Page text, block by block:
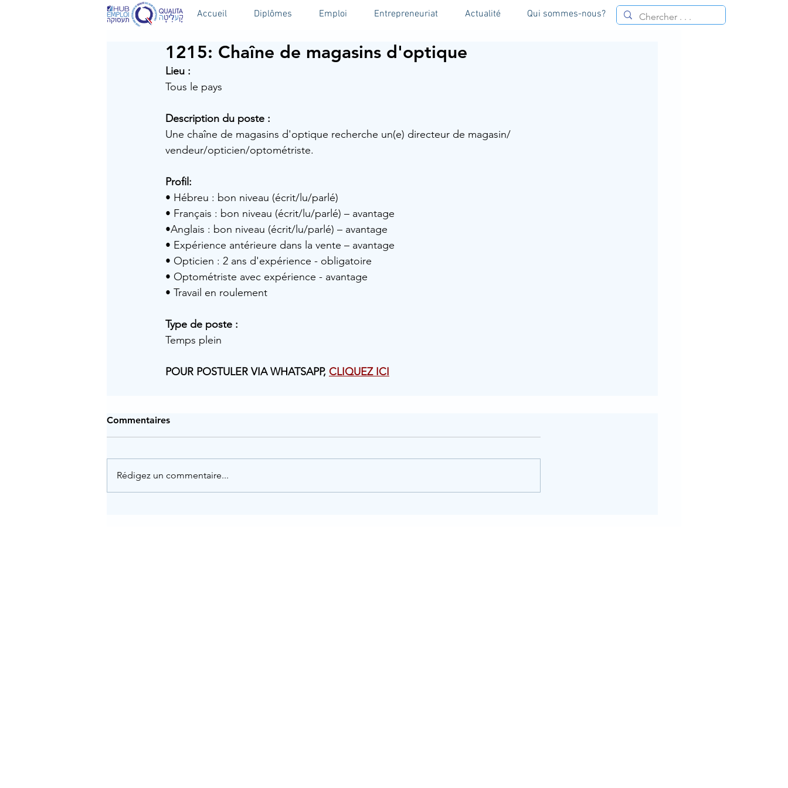
Accueil Diplômes Emploi Entrepreneuriat Actualité Qui sommes-nous?
1215: Chaîne de magasins d'optique
Lieu :
Tous le pays
Description du poste :
Une chaîne de magasins d'optique recherche un(e) directeur de magasin/
vendeur/opticien/optométriste.
Profil:
• Hébreu : bon niveau (écrit/lu/parlé)
• Français : bon niveau (écrit/lu/parlé) – avantage
•Anglais : bon niveau (écrit/lu/parlé) – avantage
• Expérience antérieure dans la vente – avantage
• Opticien : 2 ans d'expérience - obligatoire
• Optométriste avec expérience - avantage
• Travail en roulement
Type de poste :
Temps plein
POUR POSTULER VIA WHATSAPP, CLIQUEZ ICI
Commentaires
Rédigez un commentaire...